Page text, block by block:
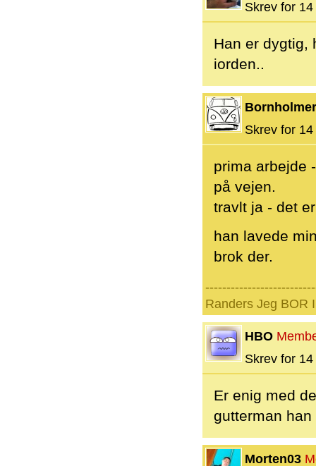
Skrev for
Han er dygtig,
iorden..
Bornholmer
Skrev for
prima arbejde
på vejen.
travlt ja - det
han lavede
brok der.
Randers Jeg BOR
HBO
Skrev for
Er enig med
gutterman
Morten03